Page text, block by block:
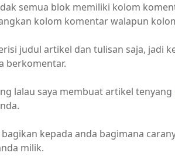
semua blok memiliki kolom
kolom komentar walapun
judul artikel dan tulisan saja, jadi
berkomentar.
lalau saya membuat artikel tenyang
bagikan kepada anda bagimana
milik.